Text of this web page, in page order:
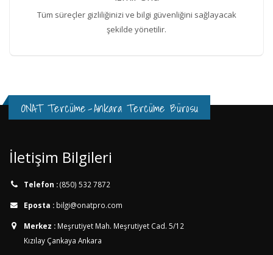
Tüm süreçler gizliliğinizi ve bilgi güvenliğini sağlayacak
şekilde yönetilir.
ONAT Tercüme-Ankara Tercüme Bürosu
İletişim Bilgileri
Telefon :(850) 532 7872
Eposta : bilgi@onatpro.com
Merkez : Meşrutiyet Mah. Meşrutiyet Cad. 5/12
Kızılay Çankaya Ankara